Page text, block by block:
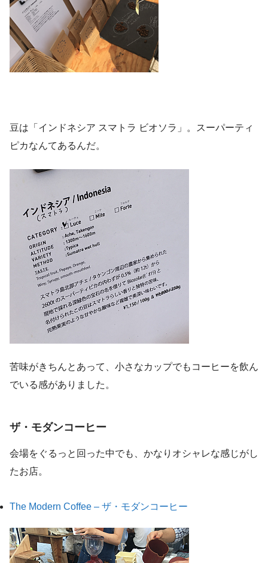
豆は「インドネシア スマトラ ビオソラ」。スーパーティ
ピカなんてあるんだ。
苦味がきちんとあって、小さなカップでもコーヒーを飲ん
でいる感がありました。
ザ・モダンコーヒー
会場をぐるっと回った中でも、かなりオシャレな感じがし
たお店。
The Modern Coffee – ザ・モダンコーヒー